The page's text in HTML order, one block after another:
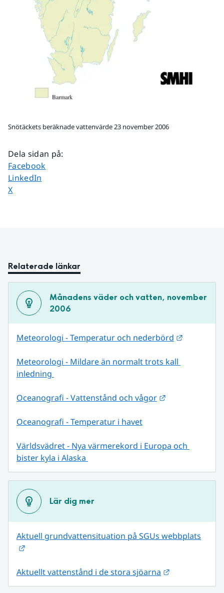
Snötäckets beräknade vattenvärde 23 november 2006
Dela sidan på:
Dela sidan på
Facebook
Dela sidan på
LinkedIn
Dela sidan på
X
Relaterade länkar
Månadens väder och vatten, november
2006
Meteorologi - Temperatur och nederbörd
Meteorologi - Mildare än normalt trots kall
inledning
Oceanografi - Vattenstånd och vågor
Oceanografi - Temperatur i havet
Världsvädret - Nya värmerekord i Europa och
bister kyla i Alaska
Lär dig mer
Aktuell grundvattensituation på SGUs webbplats
Aktuellt vattenstånd i de stora sjöarna